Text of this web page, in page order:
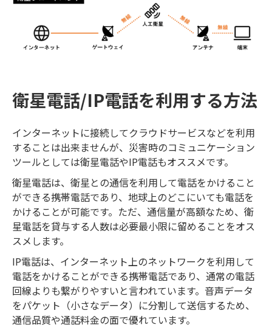
衛星電話/IP電話を利用する方法
インターネットに接続してクラウドサービスなどを利用
することは出来ませんが、災害時のコミュニケーション
ツールとしては衛星電話やIP電話もオススメです。
衛星電話は、衛星との通信を利用して電話をかけること
ができる携帯電話であり、地球上のどこにいても電話を
かけることが可能です。ただ、通信量が高額なため、衛
星電話を貸与する人数は必要最小限に留めることをオス
スメします。
IP電話は、インターネット上のネットワークを利用して
電話をかけることができる携帯電話であり、通常の電話
回線よりも繋がりやすいと言われています。音声データ
をパケット（小さなデータ）に分割して送信するため、
通信品質や通話料金の面で優れています。